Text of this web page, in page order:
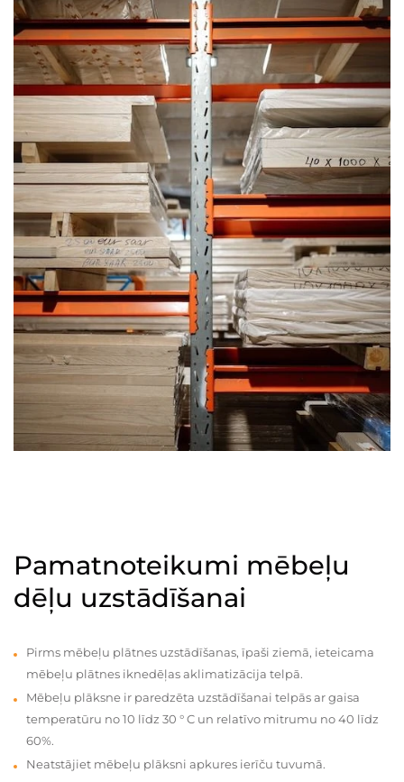
Pamatnoteikumi mēbeļu
dēļu uzstādīšanai
Pirms mēbeļu plātnes uzstādīšanas, īpaši ziemā, ieteicama
mēbeļu plātnes iknedēļas aklimatizācija telpā.
Mēbeļu plāksne ir paredzēta uzstādīšanai telpās ar gaisa
temperatūru no 10 līdz 30 ° C un relatīvo mitrumu no 40 līdz
60%.
Neatstājiet mēbeļu plāksni apkures ierīču tuvumā.